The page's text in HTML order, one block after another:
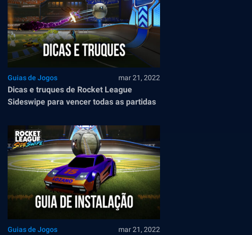
Guias de Jogos mar 21, 2022
Dicas e truques de Rocket League
Sideswipe para vencer todas as partidas
Guias de Jogos mar 21, 2022